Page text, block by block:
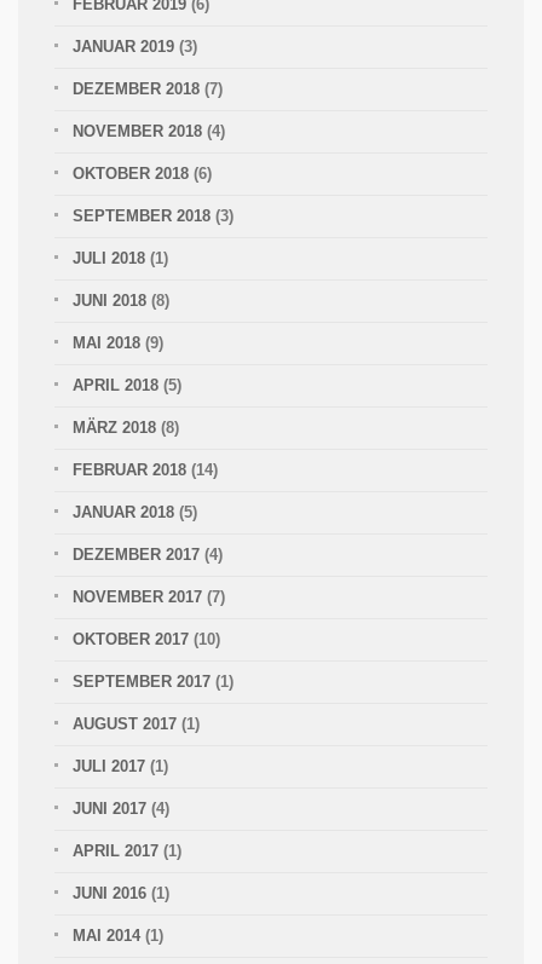
FEBRUAR 2019 (6)
JANUAR 2019 (3)
DEZEMBER 2018 (7)
NOVEMBER 2018 (4)
OKTOBER 2018 (6)
SEPTEMBER 2018 (3)
JULI 2018 (1)
JUNI 2018 (8)
MAI 2018 (9)
APRIL 2018 (5)
MÄRZ 2018 (8)
FEBRUAR 2018 (14)
JANUAR 2018 (5)
DEZEMBER 2017 (4)
NOVEMBER 2017 (7)
OKTOBER 2017 (10)
SEPTEMBER 2017 (1)
AUGUST 2017 (1)
JULI 2017 (1)
JUNI 2017 (4)
APRIL 2017 (1)
JUNI 2016 (1)
MAI 2014 (1)